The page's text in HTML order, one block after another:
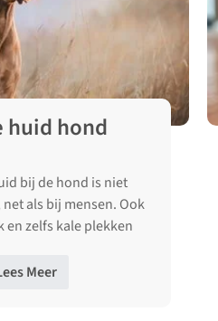
huid hond
bij de hond is niet
als bij mensen. Ook
en zelfs kale plekken
Meer